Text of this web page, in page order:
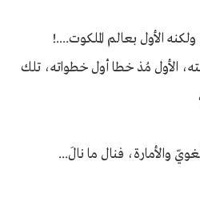
ولكنه الأول بعالم الملكوت....!
الأول مُذ خطا أول خطواته، تلك
والأمارة، فنال ما نالَ...